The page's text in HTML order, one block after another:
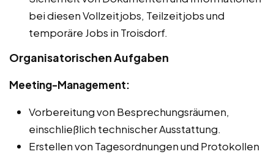
bei diesen Vollzeitjobs, Teilzeitjobs und
temporäre Jobs in Troisdorf.
Organisatorischen Aufgaben
Meeting-Management:
Vorbereitung von Besprechungsräumen,
einschließlich technischer Ausstattung.
Erstellen von Tagesordnungen und Protokollen